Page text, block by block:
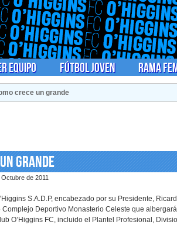
Equipo Fútbol Joven Rama
crece un grande
grande
de 2011
S.A.D.P, encabezado por su Presidente,
Deportivo Monasterio Celeste que
O’Higgins FC, incluido el Plantel Profesional,